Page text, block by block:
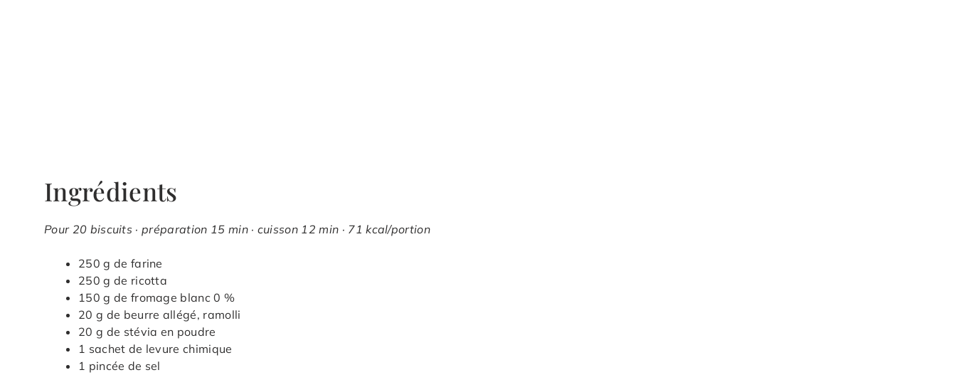
Ingrédients
Pour 20 biscuits · préparation 15 min · cuisson 12 min · 71 kcal/portion
250 g de farine
250 g de ricotta
150 g de fromage blanc 0 %
20 g de beurre allégé, ramolli
20 g de stévia en poudre
1 sachet de levure chimique
1 pincée de sel